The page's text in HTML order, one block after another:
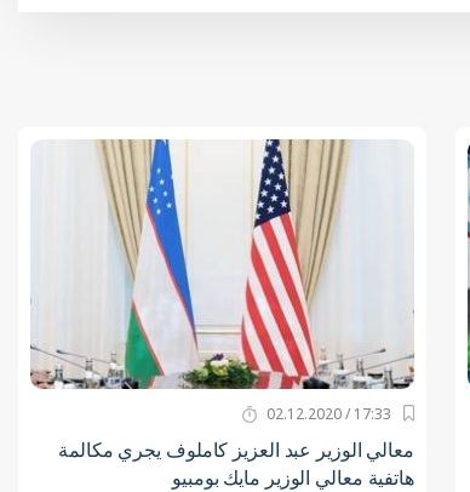
17:33 / 02.12.2020
معالي الوزير عبد العزيز كاملوف يجري مكالمة
هاتفية معالي الوزير مايك بومبيو